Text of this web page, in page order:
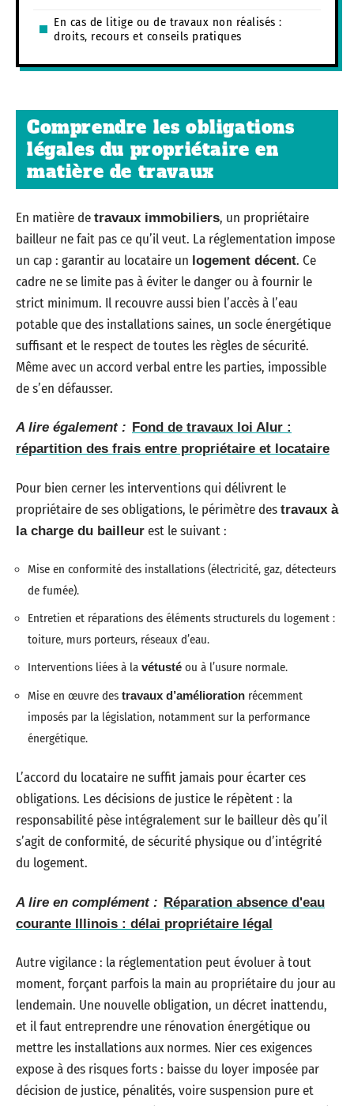
En cas de litige ou de travaux non réalisés :
droits, recours et conseils pratiques
Comprendre les obligations
légales du propriétaire en
matière de travaux
En matière de travaux immobiliers, un propriétaire
bailleur ne fait pas ce qu’il veut. La réglementation impose
un cap : garantir au locataire un logement décent. Ce
cadre ne se limite pas à éviter le danger ou à fournir le
strict minimum. Il recouvre aussi bien l’accès à l’eau
potable que des installations saines, un socle énergétique
suffisant et le respect de toutes les règles de sécurité.
Même avec un accord verbal entre les parties, impossible
de s’en défausser.
A lire également : Fond de travaux loi Alur :
répartition des frais entre propriétaire et locataire
Pour bien cerner les interventions qui délivrent le
propriétaire de ses obligations, le périmètre des travaux à
la charge du bailleur est le suivant :
Mise en conformité des installations (électricité, gaz, détecteurs
de fumée).
Entretien et réparations des éléments structurels du logement :
toiture, murs porteurs, réseaux d’eau.
Interventions liées à la vétusté ou à l’usure normale.
Mise en œuvre des travaux d’amélioration récemment
imposés par la législation, notamment sur la performance
énergétique.
L’accord du locataire ne suffit jamais pour écarter ces
obligations. Les décisions de justice le répètent : la
responsabilité pèse intégralement sur le bailleur dès qu’il
s’agit de conformité, de sécurité physique ou d’intégrité
du logement.
A lire en complément : Réparation absence d'eau
courante Illinois : délai propriétaire légal
Autre vigilance : la réglementation peut évoluer à tout
moment, forçant parfois la main au propriétaire du jour au
lendemain. Une nouvelle obligation, un décret inattendu,
et il faut entreprendre une rénovation énergétique ou
mettre les installations aux normes. Nier ces exigences
expose à des risques forts : baisse du loyer imposée par
décision de justice, pénalités, voire suspension pure et